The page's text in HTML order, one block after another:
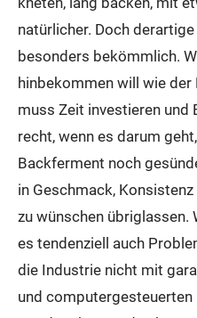
natürlicher. Doch
besonders bekömmlich.
hinbekommen will wie der
muss Zeit investieren und
recht, wenn es darum
Backferment noch
in Geschmack,
zu wünschen übriglassen.
es tendenziell auch
die Industrie nicht mit
und computergesteuerten